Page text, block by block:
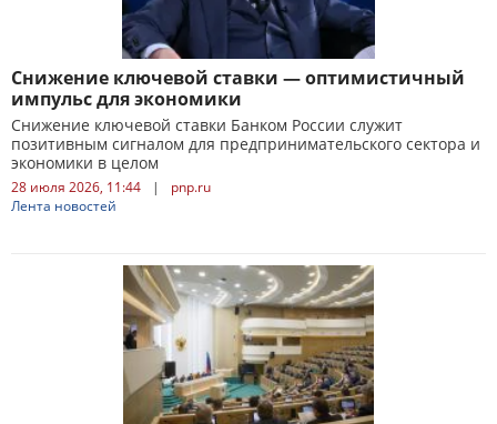
Снижение ключевой ставки — оптимистичный
импульс для экономики
Снижение ключевой ставки Банком России служит
позитивным сигналом для предпринимательского сектора и
экономики в целом
28 июля 2026, 11:44 |
pnp.ru
Лента новостей